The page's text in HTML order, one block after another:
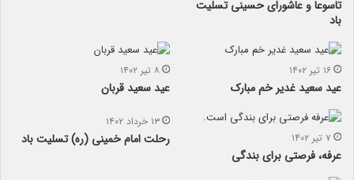
تاسوعا و عاشورای حسینی تسلیت
باد
۱۶ تیر ۱۴۰۲
عید سعید غدیر خم مبارک
۸ تیر ۱۴۰۲
عید سعید قربان
۷ تیر ۱۴۰۲
عرفه، فرصتی برای بندگی
۱۳ خرداد ۱۴۰۲
رحلت امام خمینی (ره) تسلیت باد